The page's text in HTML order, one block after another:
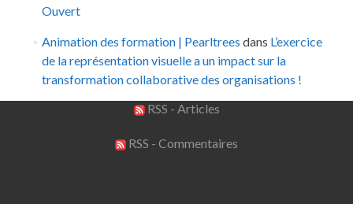
Ouvert
Animation des formation | Pearltrees dans L’exercice
de la représentation visuelle a un impact sur la
transformation collaborative des organisations !
RSS - Articles
RSS - Commentaires